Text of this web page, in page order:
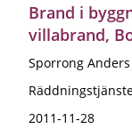
Brand i
villabrand,
Sporrong Anders
2011-11-28